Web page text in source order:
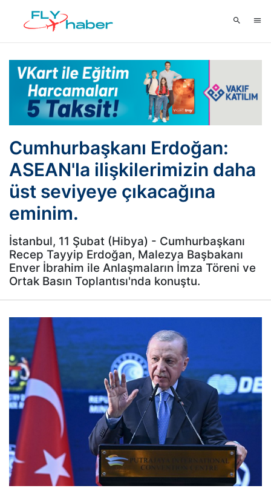
Cumhurbaşkanı Erdoğan:
ASEAN'la ilişkilerimizin daha
üst seviyeye çıkacağına
eminim.
İstanbul, 11 Şubat (Hibya) - Cumhurbaşkanı
Recep Tayyip Erdoğan, Malezya Başbakanı
Enver İbrahim ile Anlaşmaların İmza Töreni ve
Ortak Basın Toplantısı'nda konuştu.